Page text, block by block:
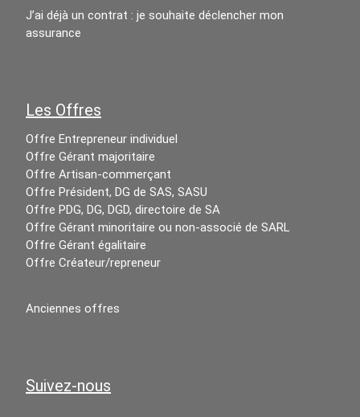
J’ai déjà un contrat : je souhaite déclencher mon
assurance
Les Offres
Offre Entrepreneur individuel
Offre Gérant majoritaire
Offre Artisan-commerçant
Offre Président, DG de SAS, SASU
Offre PDG, DG, DGD, directoire de SA
Offre Gérant minoritaire ou non-associé de SARL
Offre Gérant égalitaire
Offre Créateur/repreneur
Anciennes offres
Suivez-nous